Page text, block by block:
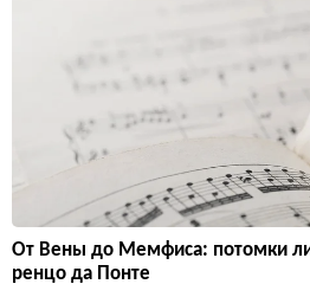
От Вены до Мемфиса: потомки
ренцо да Понте